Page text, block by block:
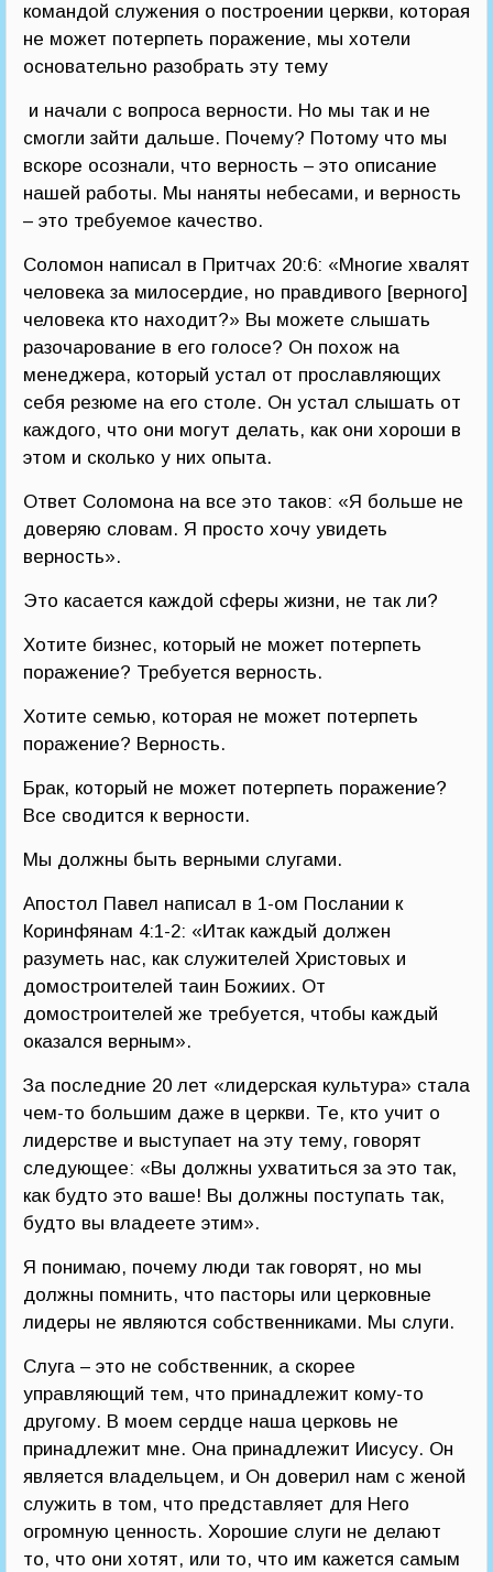
командой служения о построении церкви, которая
не может потерпеть поражение, мы хотели
основательно разобрать эту тему
и начали с вопроса верности. Но мы так и не
смогли зайти дальше. Почему? Потому что мы
вскоре осознали, что верность – это описание
нашей работы. Мы наняты небесами, и верность
– это требуемое качество.
Соломон написал в Притчах 20:6: «Многие хвалят
человека за милосердие, но правдивого [верного]
человека кто находит?» Вы можете слышать
разочарование в его голосе? Он похож на
менеджера, который устал от прославляющих
себя резюме на его столе. Он устал слышать от
каждого, что они могут делать, как они хороши в
этом и сколько у них опыта.
Ответ Соломона на все это таков: «Я больше не
доверяю словам. Я просто хочу увидеть
верность».
Это касается каждой сферы жизни, не так ли?
Хотите бизнес, который не может потерпеть
поражение? Требуется верность.
Хотите семью, которая не может потерпеть
поражение? Верность.
Брак, который не может потерпеть поражение?
Все сводится к верности.
Мы должны быть верными слугами.
Апостол Павел написал в 1-ом Послании к
Коринфянам 4:1-2: «Итак каждый должен
разуметь нас, как служителей Христовых и
домостроителей таин Божиих. От
домостроителей же требуется, чтобы каждый
оказался верным».
За последние 20 лет «лидерская культура» стала
чем-то большим даже в церкви. Те, кто учит о
лидерстве и выступает на эту тему, говорят
следующее: «Вы должны ухватиться за это так,
как будто это ваше! Вы должны поступать так,
будто вы владеете этим».
Я понимаю, почему люди так говорят, но мы
должны помнить, что пасторы или церковные
лидеры не являются собственниками. Мы слуги.
Слуга – это не собственник, а скорее
управляющий тем, что принадлежит кому-то
другому. В моем сердце наша церковь не
принадлежит мне. Она принадлежит Иисусу. Он
является владельцем, и Он доверил нам с женой
служить в том, что представляет для Него
огромную ценность. Хорошие слуги не делают
то, что они хотят, или то, что им кажется самым